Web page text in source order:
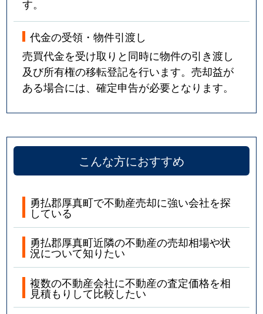
す。
代金の受領・物件引渡し
売買代金を受け取りと同時に物件の引き渡し
及び所有権の移転登記を行います。売却益が
ある場合には、確定申告が必要となります。
こんな方におすすめ
勇払郡厚真町で不動産売却に強い会社を探
している
勇払郡厚真町近隣の不動産の売却相場や状
況について知りたい
複数の不動産会社に不動産の査定価格を相
見積もりして比較したい